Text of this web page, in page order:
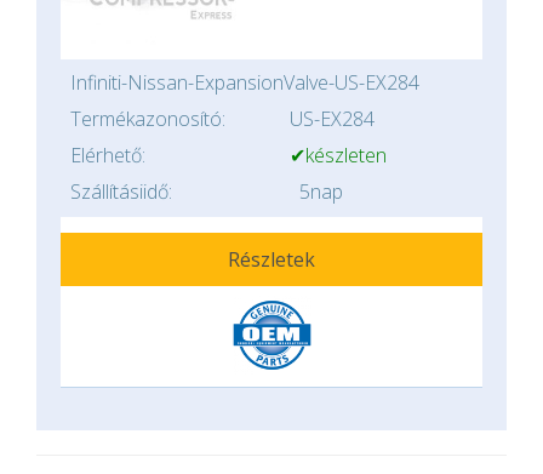
Infiniti-Nissan-ExpansionValve-US-EX284
Termékazonosító:
US-EX284
Elérhető:
✔készleten
Szállításiidő:
5nap
Részletek